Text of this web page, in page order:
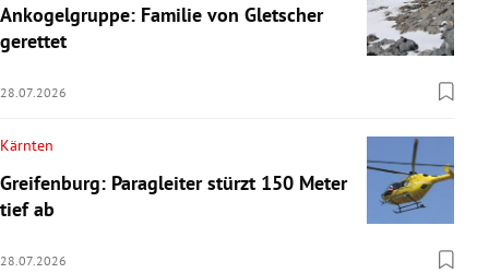
Ankogelgruppe: Familie von Gletscher
gerettet
28.07.2026
Kärnten
Greifenburg: Paragleiter stürzt 150 Meter
tief ab
28.07.2026